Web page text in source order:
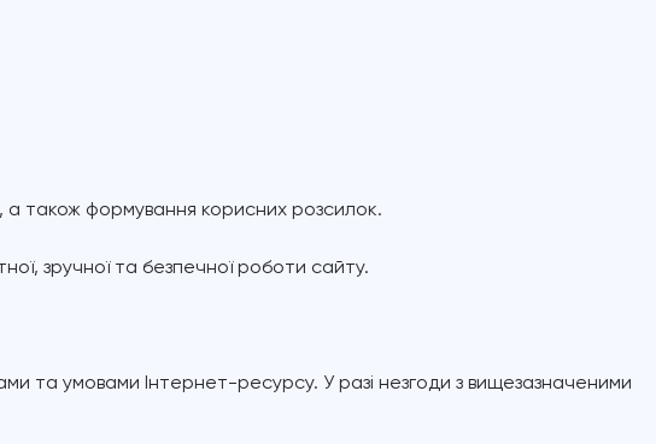
а також формування корисних розсилок.
зручної та безпечної роботи сайту.
та умовами Інтернет-ресурсу. У разі незгоди з вищезазначеними